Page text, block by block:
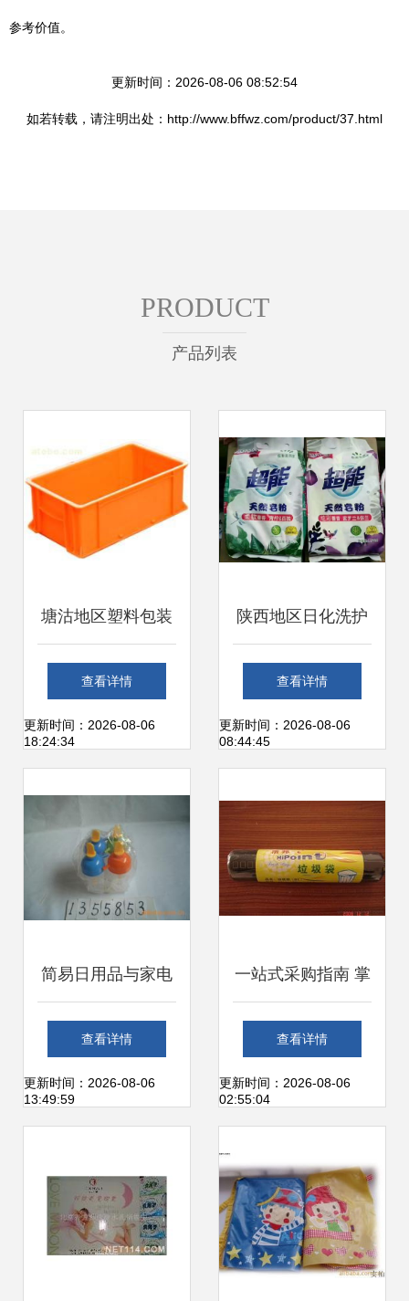
参考价值。
更新时间：2026-08-06 08:52:54
如若转载，请注明出处：http://www.bffwz.com/product/37.html
PRODUCT
产品列表
塘沽地区塑料包装
用品选购与日用家
电零售指南 价格、
直供全解析
查看详情
更新时间：2026-08-06
18:24:34
陕西地区日化洗护
用品进货指南 厂家
直销与低价批发策
查看详情
更新时间：2026-08-06
08:44:45
简易日用品与家电
零售 供应商、价格
与批发市场全解析
查看详情
更新时间：2026-08-06
13:49:59
一站式采购指南 掌
握日用品家居供应
信息与价格，助力
查看详情
更新时间：2026-08-06
02:55:04